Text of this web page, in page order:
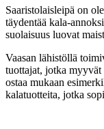
Saaristolaisleipä on
täydentää kala-
suolaisuus luovat
Vaasan lähistöllä
tuottajat, jotka myyvät
ostaa mukaan
kalatuotteita, jotka